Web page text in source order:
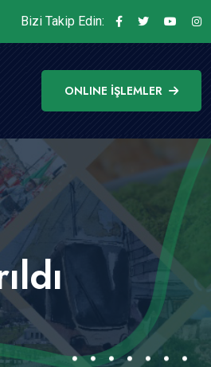
Bizi Takip Edin:
ONLINE İŞLEMLER